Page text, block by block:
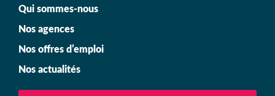
Qui sommes-nous
Nos agences
Nos offres d’emploi
Nos actualités